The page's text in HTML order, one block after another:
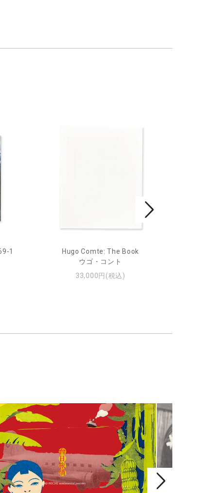
1
Hugo Comte: The Book
ウゴ・コント
33,000円(税込)